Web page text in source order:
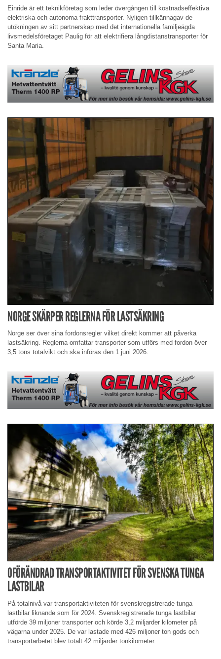
Einride är ett teknikföretag som leder övergången till kostnadseffektiva
elektriska och autonoma frakttransporter. Nyligen tillkännagav de
utökningen av sitt partnerskap med det internationella familjeägda
livsmedelsföretaget Paulig för att elektrifiera långdistanstransporter för
Santa Maria.
NORGE SKÄRPER REGLERNA FÖR LASTSÄKRING
Norge ser över sina fordonsregler vilket direkt kommer att påverka
lastsäkring. Reglerna omfattar transporter som utförs med fordon över
3,5 tons totalvikt och ska införas den 1 juni 2026.
OFÖRÄNDRAD TRANSPORTAKTIVITET FÖR SVENSKA TUNGA
LASTBILAR
På totalnivå var transportaktiviteten för svenskregistrerade tunga
lastbilar liknande som för 2024. Svenskregistrerade tunga lastbilar
utförde 39 miljoner transporter och körde 3,2 miljarder kilometer på
vägarna under 2025. De var lastade med 426 miljoner ton gods och
transportarbetet blev totalt 42 miljarder tonkilometer.